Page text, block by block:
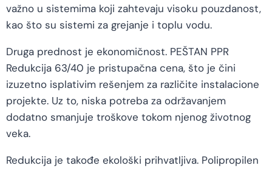
važno u sistemima koji zahtevaju visoku pouzdanost,
kao što su sistemi za grejanje i toplu vodu.
Druga prednost je ekonomičnost. PEŠTAN PPR
Redukcija 63/40 je pristupačna cena, što je čini
izuzetno isplativim rešenjem za različite instalacione
projekte. Uz to, niska potreba za održavanjem
dodatno smanjuje troškove tokom njenog životnog
veka.
Redukcija je takođe ekološki prihvatljiva. Polipropilen